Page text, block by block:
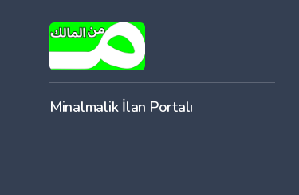
Minalmalik İlan Portalı